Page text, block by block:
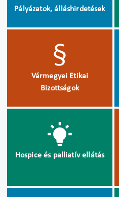
Pályázatok, álláshirdetések
Vármegyei Etikai
Bizottságok
Hospice és palliatív ellátás